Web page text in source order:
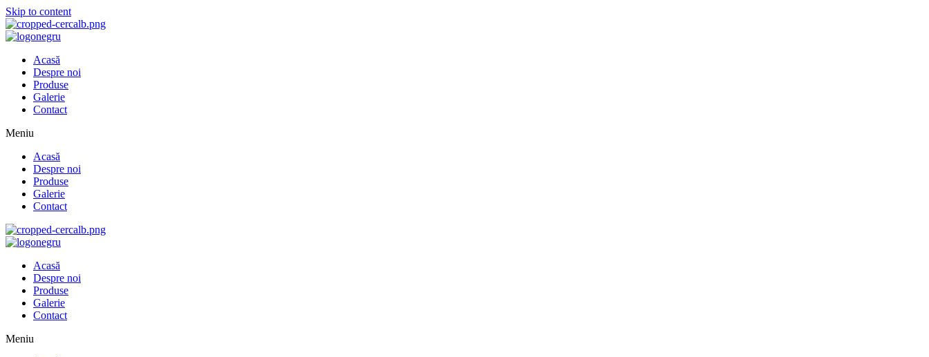
Skip to content
Acasă
Despre noi
Produse
Galerie
Contact
Meniu
Acasă
Despre noi
Produse
Galerie
Contact
Acasă
Despre noi
Produse
Galerie
Contact
Meniu